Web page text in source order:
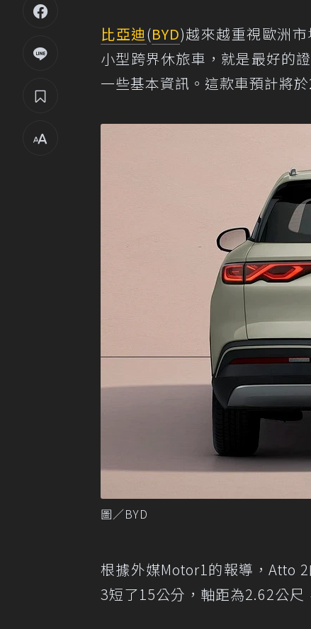
比亞迪(BYD)越來越重視歐洲
小型跨界休旅車，就是最好的
一些基本資訊。這款車預計將
圖／BYD
根據外媒Motor1的報導 ，Atto
3短了15公分，軸距為2.62公尺